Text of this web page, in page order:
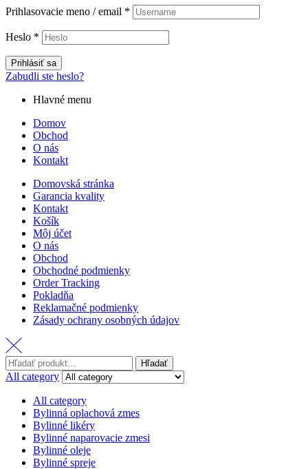
Prihlasovacie meno / email *
Heslo *
Prihlásiť sa
Zabudli ste heslo?
Hlavné menu
Domov
Obchod
O nás
Kontakt
Domovská stránka
Garancia kvality
Kontakt
Košík
Môj účet
O nás
Obchod
Obchodné podmienky
Order Tracking
Pokladňa
Reklamačné podmienky
Zásady ochrany osobných údajov
Hľadať
All category
All category
Bylinná oplachová zmes
Bylinné likéry
Bylinné naparovacie zmesi
Bylinné oleje
Bylinné spreje